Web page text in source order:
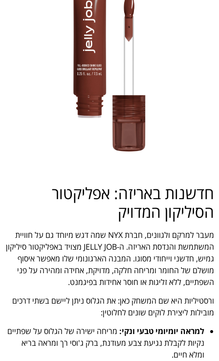
חדשנות באריזה: אפליקטור
הסיליקון המדויק
מעבר למרקם ולגוונים, חברת NYX שמה דגש מיוחד גם על חוויית
המשתמשת והנדסת האריזה. ה-JELLY JOB מצויד באפליקטור סיליקון
גמיש, חדשני וייחודי מסוגו. המבנה הארגונומי שלו מאפשר איסוף
מושלם של החומר ומריחה חלקה, מדויקת, אחידה ומהירה על פני
השפתיים, ללא זליגות או חוסר אחידות בפיגמנט.
ורסטיליות היא שם המשחק כאן: את הגלוס ניתן ליישם בשתי דרכים
מובילות ליצירת לוקים שונים לחלוטין:
למראה יומיומי טבעי ונקי: מריחה ישירה של הגלוס על שפתיים
נקיות לקבלת נגיעת צבע מעודנת, ברק ג'וסי רך ומראה בריא
ומלא חיים.